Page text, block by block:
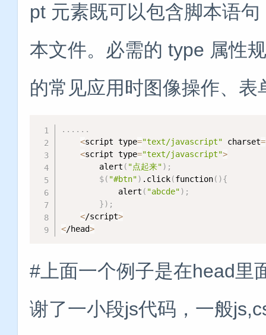
pt 元素既可以包含脚本语
本文件。必需的 type 属性
的常见应用时图像操作、
.. .. ..
<script type="text/javascript" charset=
<script type="text/javascript">
        alert
( "点起来") ;
$( "#btn") .click(function( ){
            alert
( "abcde") ;
}) ;
</script>
</head>
#上面一个例子是在head里
谢了一小段js代码，一般